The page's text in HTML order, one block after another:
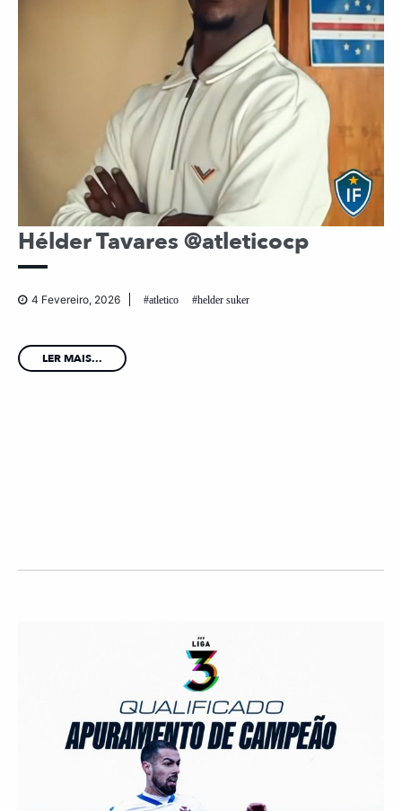
Hélder Tavares @atleticocp
4 Fevereiro, 2026 atletico helder suker
LER MAIS...